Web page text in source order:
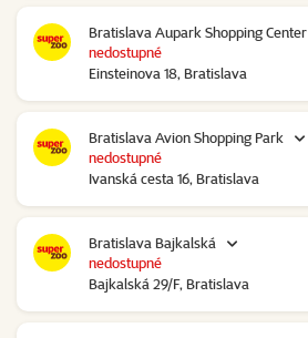
Bratislava Aupark Shopping Center
Einsteinova 18, Bratislava
nedostupné
Bratislava Avion Shopping Park
Ivanská cesta 16, Bratislava
nedostupné
Bratislava Bajkalská
Bajkalská 29/F, Bratislava
nedostupné